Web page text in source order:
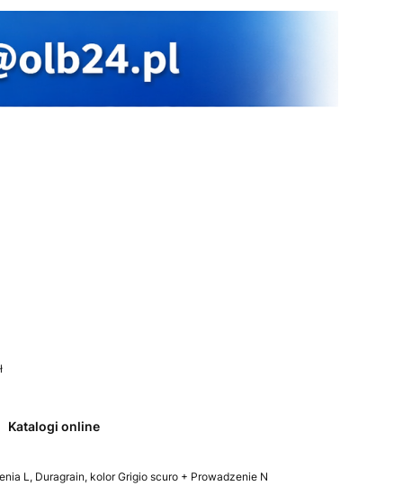
Zobacz szczegóły
Katalogi online
L, Duragrain, kolor Grigio scuro + Prowadzenie N